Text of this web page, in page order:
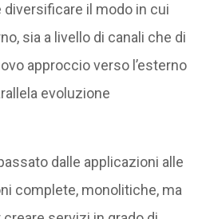
diversificare il modo in cui
sia a livello di canali che di
approccio verso l’esterno
evoluzione
dalle applicazioni alle
complete, monolitiche, ma